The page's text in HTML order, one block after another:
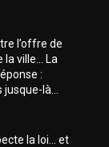
l’offre de
la ville… La
:
là...
la loi… et